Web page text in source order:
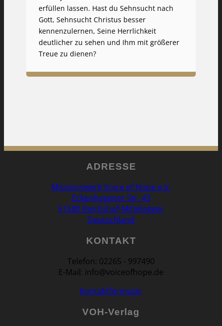
erfüllen lassen. Hast du Sehnsucht nach
Gott, Sehnsucht Christus besser
kennenzulernen, Seine Herrlichkeit
deutlicher zu sehen und Ihm mit größerer
Treue zu dienen?
ADRESSE
Missionswerk Voice of Hope e.V.
Eckenhagener Str. 43
51580 Reichshof-Mittelagger
Deutschland
KONTAKT
Telefon: 02265 - 997490
E-Mail: info@voiceofhope.de
Kontaktformular
VOH-Verlag